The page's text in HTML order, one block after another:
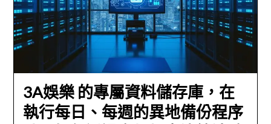
3A娛樂 的專屬資料儲存庫，在
執行每日、每週的異地備份程序